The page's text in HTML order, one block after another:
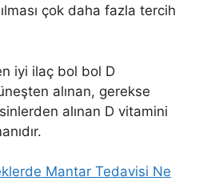
çok daha fazla tercih
iyi ilaç bol bol D
alınan, gerekse
alınan D vitamini
Mantar Tedavisi Ne